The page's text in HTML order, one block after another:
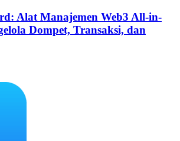
Alat Manajemen Web3 All-in-
Dompet, Transaksi, dan